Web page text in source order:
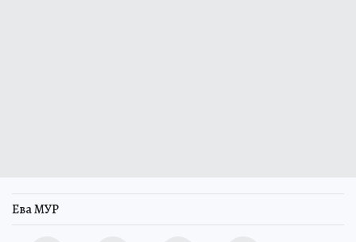
Ева МУР